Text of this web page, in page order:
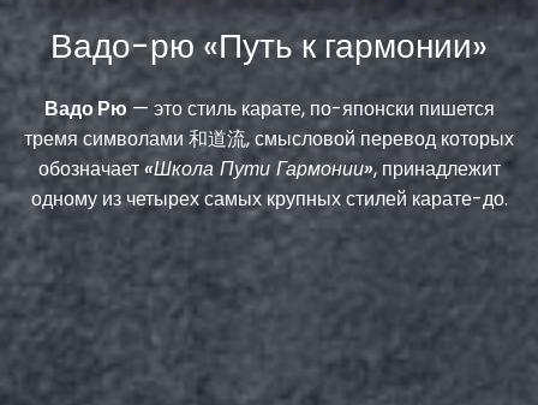
Вадо-рю «Путь к гармонии»
Вадо Рю — это стиль карате, по-японски пишется
тремя символами 和道流, смысловой перевод которых
обозначает«Школа Пути Гармонии», принадлежит
одному из четырех самых крупных стилей карате-до.